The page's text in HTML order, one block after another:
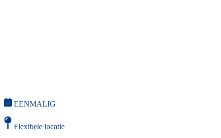
EENMALIG
Flexibele locatie